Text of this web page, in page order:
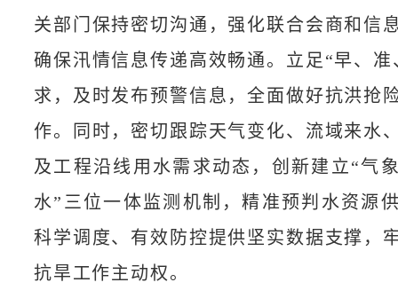
关部门保持密切沟通，强化联合会商和信
确保汛情信息传递高效畅通。立足“早、准
求，及时发布预警信息，全面做好抗洪抢
作。同时，密切跟踪天气变化、流域来水
及工程沿线用水需求动态，创新建立“气
水”三位一体监测机制，精准预判水资源
科学调度、有效防控提供坚实数据支撑，
抗旱工作主动权。